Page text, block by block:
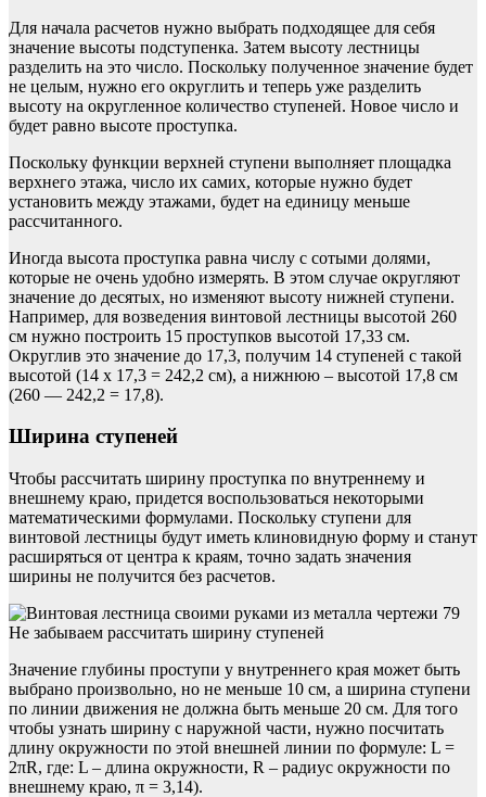
Для начала расчетов нужно выбрать подходящее для себя
значение высоты подступенка. Затем высоту лестницы
разделить на это число. Поскольку полученное значение будет
не целым, нужно его округлить и теперь уже разделить
высоту на округленное количество ступеней. Новое число и
будет равно высоте проступка.
Поскольку функции верхней ступени выполняет площадка
верхнего этажа, число их самих, которые нужно будет
установить между этажами, будет на единицу меньше
рассчитанного.
Иногда высота проступка равна числу с сотыми долями,
которые не очень удобно измерять. В этом случае округляют
значение до десятых, но изменяют высоту нижней ступени.
Например, для возведения винтовой лестницы высотой 260
см нужно построить 15 проступков высотой 17,33 см.
Округлив это значение до 17,3, получим 14 ступеней с такой
высотой (14 x 17,3 = 242,2 см), а нижнюю – высотой 17,8 см
(260 — 242,2 = 17,8).
Ширина ступеней
Чтобы рассчитать ширину проступка по внутреннему и
внешнему краю, придется воспользоваться некоторыми
математическими формулами. Поскольку ступени для
винтовой лестницы будут иметь клиновидную форму и станут
расширяться от центра к краям, точно задать значения
ширины не получится без расчетов.
Не забываем рассчитать ширину ступеней
Значение глубины проступи у внутреннего края может быть
выбрано произвольно, но не меньше 10 см, а ширина ступени
по линии движения не должна быть меньше 20 см. Для того
чтобы узнать ширину с наружной части, нужно посчитать
длину окружности по этой внешней линии по формуле: L =
2πR, где: L – длина окружности, R – радиус окружности по
внешнему краю, π = 3,14).